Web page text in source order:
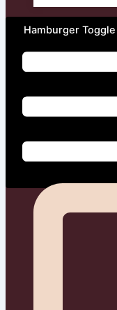
Hamburger